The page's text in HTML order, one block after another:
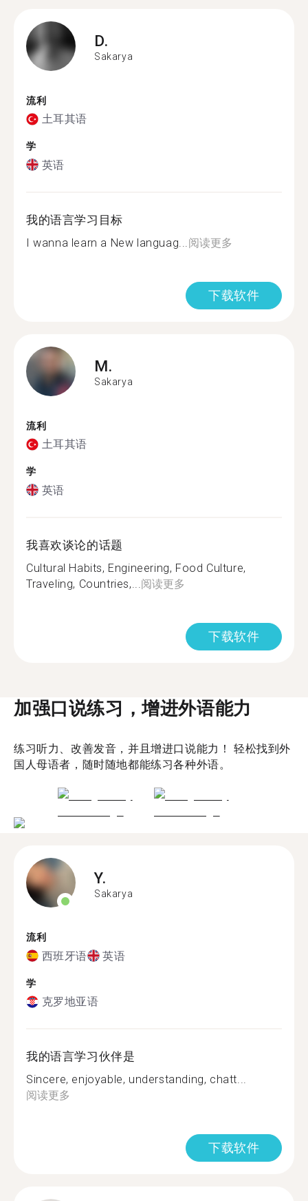
D.
Sakarya
流利
土耳其语
学
英语
我的语言学习目标
I wanna learn a New languag... 阅读更多
下载软件
M.
Sakarya
流利
土耳其语
学
英语
我喜欢谈论的话题
Cultural Habits, Engineering, Food Culture,
Traveling, Countries,... 阅读更多
下载软件
加强口说练习，增进外语能力
练习听力、改善发音，并且增进口说能力！ 轻松找到外
国人母语者，随时随地都能练习各种外语。
Y.
Sakarya
流利
西班牙语 英语
学
克罗地亚语
我的语言学习伙伴是
Sincere, enjoyable, understanding, chatt...
阅读更多
下载软件